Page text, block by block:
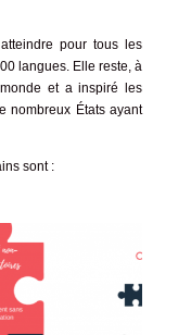
pour tous les
langues. Elle reste, à
et a inspiré les
nombreux États ayant
sont :